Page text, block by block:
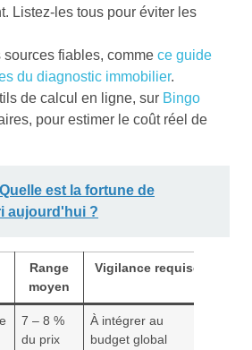
Listez-les tous pour éviter les
fiables, comme ce guide
du diagnostic immobilier.
de calcul en ligne, sur Bingo
pour estimer le coût réel de
Quelle est la fortune de
aujourd'hui ?
Range
moyen
Vigilance requise
7 – 8 %
du prix
À intégrer au
budget global